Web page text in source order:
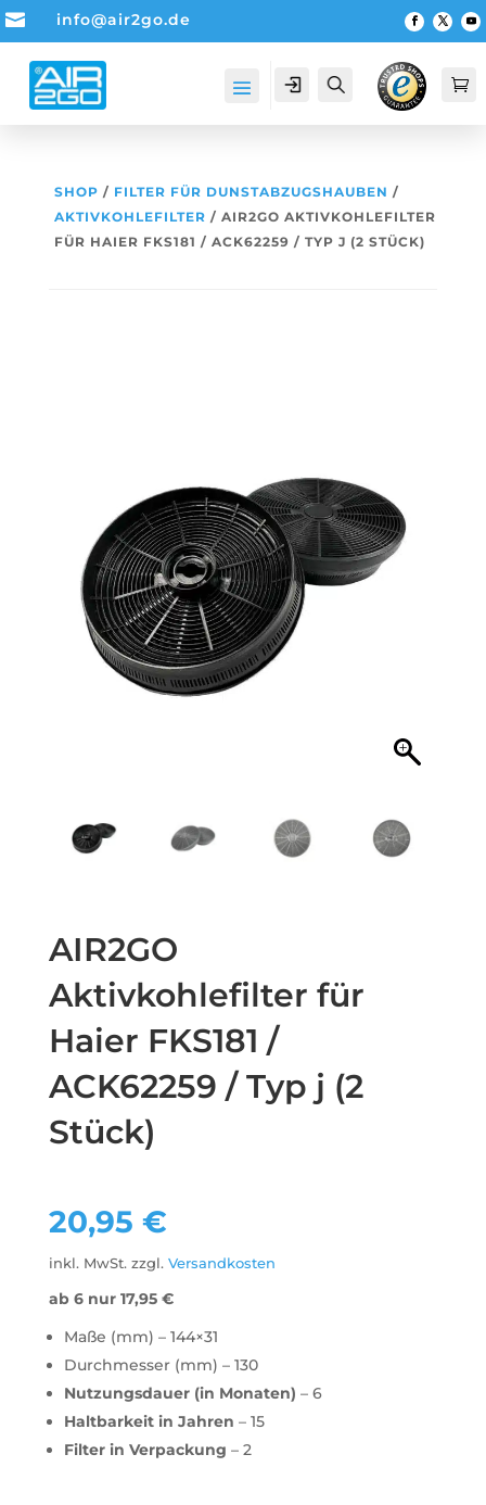
 info@air2go.de
Account Suche 
SHOP / FILTER FÜR DUNSTABZUGSHAUBEN /
AKTIVKOHLEFILTER / AIR2GO AKTIVKOHLEFILTER
FÜR HAIER FKS181 / ACK62259 / TYP J (2 STÜCK)
AIR2GO
Aktivkohlefilter für
Haier FKS181 /
ACK62259 / Typ j (2
Stück)
20,95 €
inkl. MwSt. zzgl. Versandkosten
ab 6 nur 17,95 €
Maße (mm) – 144×31
Durchmesser (mm) – 130
Nutzungsdauer (in Monaten) – 6
Haltbarkeit in Jahren – 15
Filter in Verpackung – 2